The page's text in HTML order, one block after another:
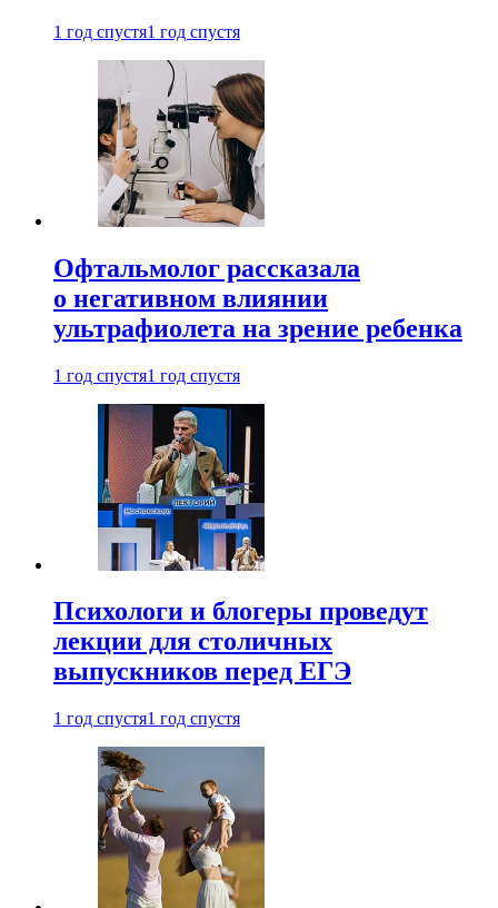
1 год спустя1 год спустя
Офтальмолог рассказала
о негативном влиянии
ультрафиолета на зрение ребенка
1 год спустя1 год спустя
Психологи и блогеры проведут
лекции для столичных
выпускников перед ЕГЭ
1 год спустя1 год спустя